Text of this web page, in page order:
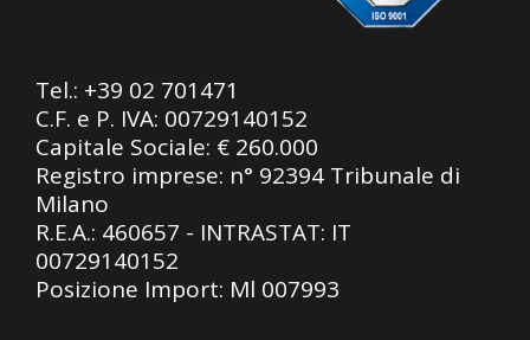
Tel.: +39 02 701471
C.F. e P. IVA: 00729140152
Capitale Sociale: € 260.000
Registro imprese: n° 92394 Tribunale di
Milano
R.E.A.: 460657 - INTRASTAT: IT
00729140152
Posizione Import: Ml 007993